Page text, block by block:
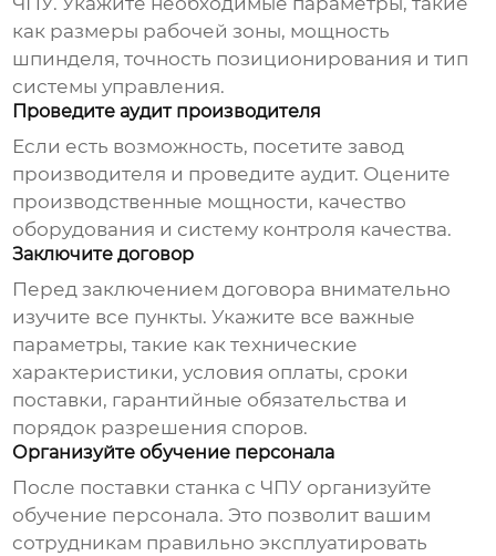
как размеры рабочей зоны, мощность
шпинделя, точность позиционирования и тип
системы управления.
Проведите аудит производителя
Если есть возможность, посетите завод
производителя и проведите аудит. Оцените
производственные мощности, качество
оборудования и систему контроля качества.
Заключите договор
Перед заключением договора внимательно
изучите все пункты. Укажите все важные
параметры, такие как технические
характеристики, условия оплаты, сроки
поставки, гарантийные обязательства и
порядок разрешения споров.
Организуйте обучение персонала
После поставки станка с ЧПУ организуйте
обучение персонала. Это позволит вашим
сотрудникам правильно эксплуатировать